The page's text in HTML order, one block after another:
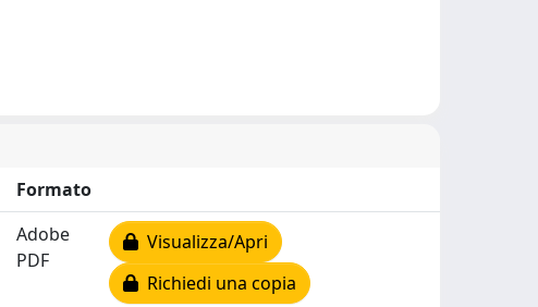
Formato
Adobe
PDF
Visualizza/Apri
Richiedi una copia